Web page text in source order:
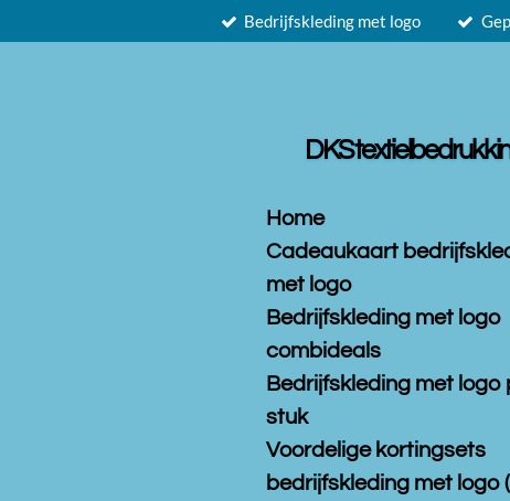
direct
Bedrijfskleding met logo
DKS
Home
Cadeaukaart
met logo
Bedrijfskleding met logo
combideals
Bedrijfskleding met logo
stuk
Voordelige kortingsets
bedrijfskleding met logo